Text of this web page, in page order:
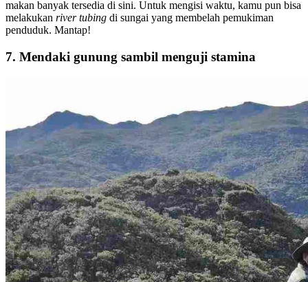
makan banyak tersedia di sini. Untuk mengisi waktu, kamu pun bisa
melakukan river tubing di sungai yang membelah pemukiman
penduduk. Mantap!
7. Mendaki gunung sambil menguji stamina